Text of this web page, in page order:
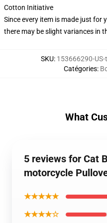
Cotton Initiative
Since every item is made just for
there may be slight variances in
SKU: 153666290-US-
Catégories:
What
5 reviews for Cat
motorcycle
★★★★★
★★★★☆